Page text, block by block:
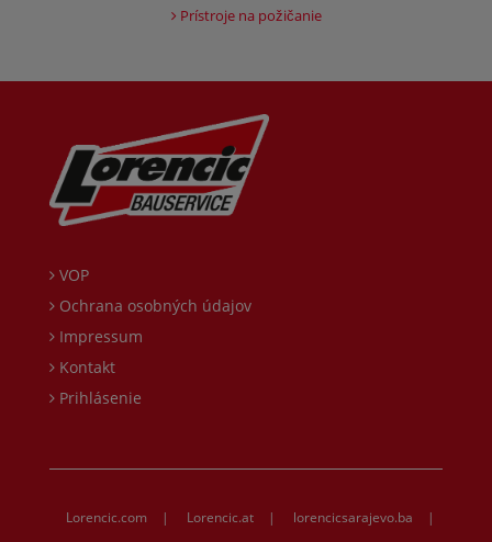
Prístroje na požičanie
VOP
Ochrana osobných údajov
Impressum
Kontakt
Prihlásenie
Lorencic.com | Lorencic.at | lorencicsarajevo.ba
|